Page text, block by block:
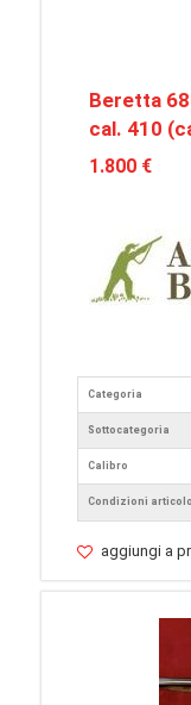
Beretta
cal. 410
1.800 €
Categoria
Sottocategoria
Calibro
Condizioni articolo
aggiungi a